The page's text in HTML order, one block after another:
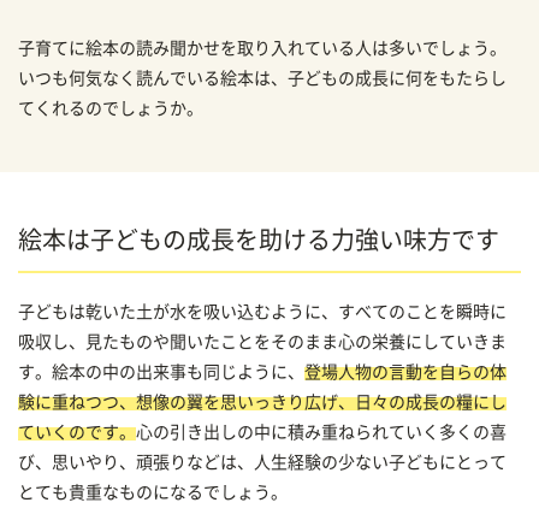
子育てに絵本の読み聞かせを取り入れている人は多いでしょう。
いつも何気なく読んでいる絵本は、子どもの成長に何をもたらし
てくれるのでしょうか。
絵本は子どもの成長を助ける力強い味方です
子どもは乾いた土が水を吸い込むように、すべてのことを瞬時に
吸収し、見たものや聞いたことをそのまま心の栄養にしていきま
す。絵本の中の出来事も同じように、 登場人物の言動を自らの体
験に重ねつつ、想像の翼を思いっきり広げ、日々の成長の糧にし
ていくのです。心の引き出しの中に積み重ねられていく多くの喜
び、思いやり、頑張りなどは、人生経験の少ない子どもにとって
とても貴重なものになるでしょう。